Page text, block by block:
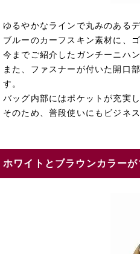
ゆるやかなラインで丸みのある
ブルーのカーフスキン素材に、
今までご紹介したガンチーニハ
また、ファスナーが付いた開口
す。
バッグ内部にはポケットが充実
そのため、普段使いにもビジネ
ホワイトとブラウンカラー